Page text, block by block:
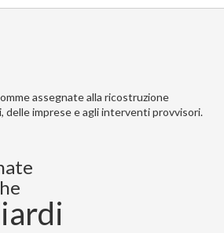
assegnate alla ricostruzione
delle imprese e agli interventi provvisori.